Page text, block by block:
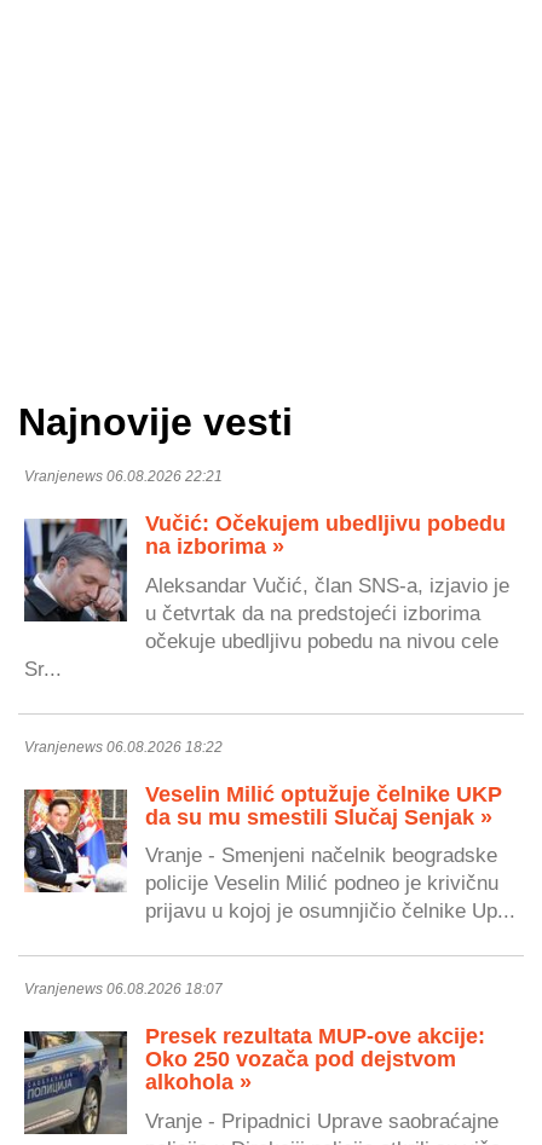
Najnovije vesti
Vranjenews 06.08.2026 22:21
Vučić: Očekujem ubedljivu pobedu
na izborima »
Aleksandar Vučić, član SNS-a, izjavio je
u četvrtak da na predstojeći izborima
očekuje ubedljivu pobedu na nivou cele
Sr...
Vranjenews 06.08.2026 18:22
Veselin Milić optužuje čelnike UKP
da su mu smestili Slučaj Senjak »
Vranje - Smenjeni načelnik beogradske
policije Veselin Milić podneo je krivičnu
prijavu u kojoj je osumnjičio čelnike Up...
Vranjenews 06.08.2026 18:07
Presek rezultata MUP-ove akcije:
Oko 250 vozača pod dejstvom
alkohola »
Vranje - Pripadnici Uprave saobraćajne